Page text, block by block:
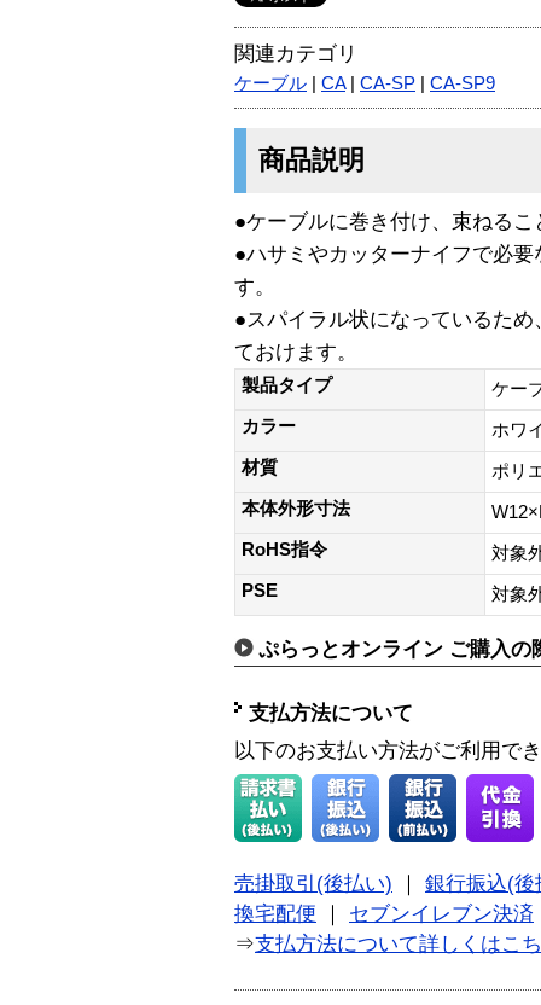
関連カテゴリ
ケーブル CA| CA-SP CA-SP9
商品説明
●ケーブルに巻き付け、束ねるこ
●ハサミやカッターナイフで必
す。
●スパイラル状になっているた
ておけます。
製品タイプ
ケー
カラー
ホワ
材質
ポリ
本体外形寸法
RoHS指令
対象
PSE
対象
ぷらっとオンライン ご購入の
支払方法について
以下のお支払い方法がご利用で
売掛取引(後払い)
銀行振込(後
換宅配便
セブンイレブン決済
⇒支払方法について詳しくはこ